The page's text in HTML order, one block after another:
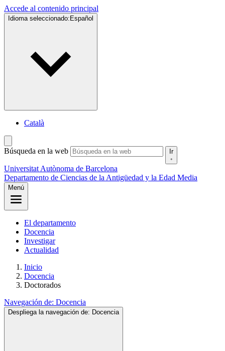
Accede al contenido principal
Idioma seleccionado: Español
Català
Búsqueda en la web Ir
Universitat Autònoma de Barcelona
Departamento de Ciencias de la Antigüedad y la Edad Media
Menú
El departamento
Docencia
Investigar
Actualidad
Inicio
Docencia
Doctorados
Navegación de: Docencia
Despliega la navegación de: Docencia